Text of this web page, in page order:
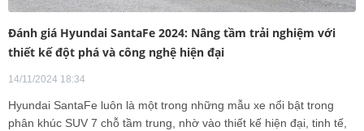
Đánh giá Hyundai SantaFe 2024: Nâng tầm trải nghiệm với
thiết kế đột phá và công nghệ hiện đại
14/11/2024 18:34
Hyundai SantaFe luôn là một trong những mẫu xe nổi bật trong
phân khúc SUV 7 chỗ tầm trung, nhờ vào thiết kế hiện đại, tinh tế,